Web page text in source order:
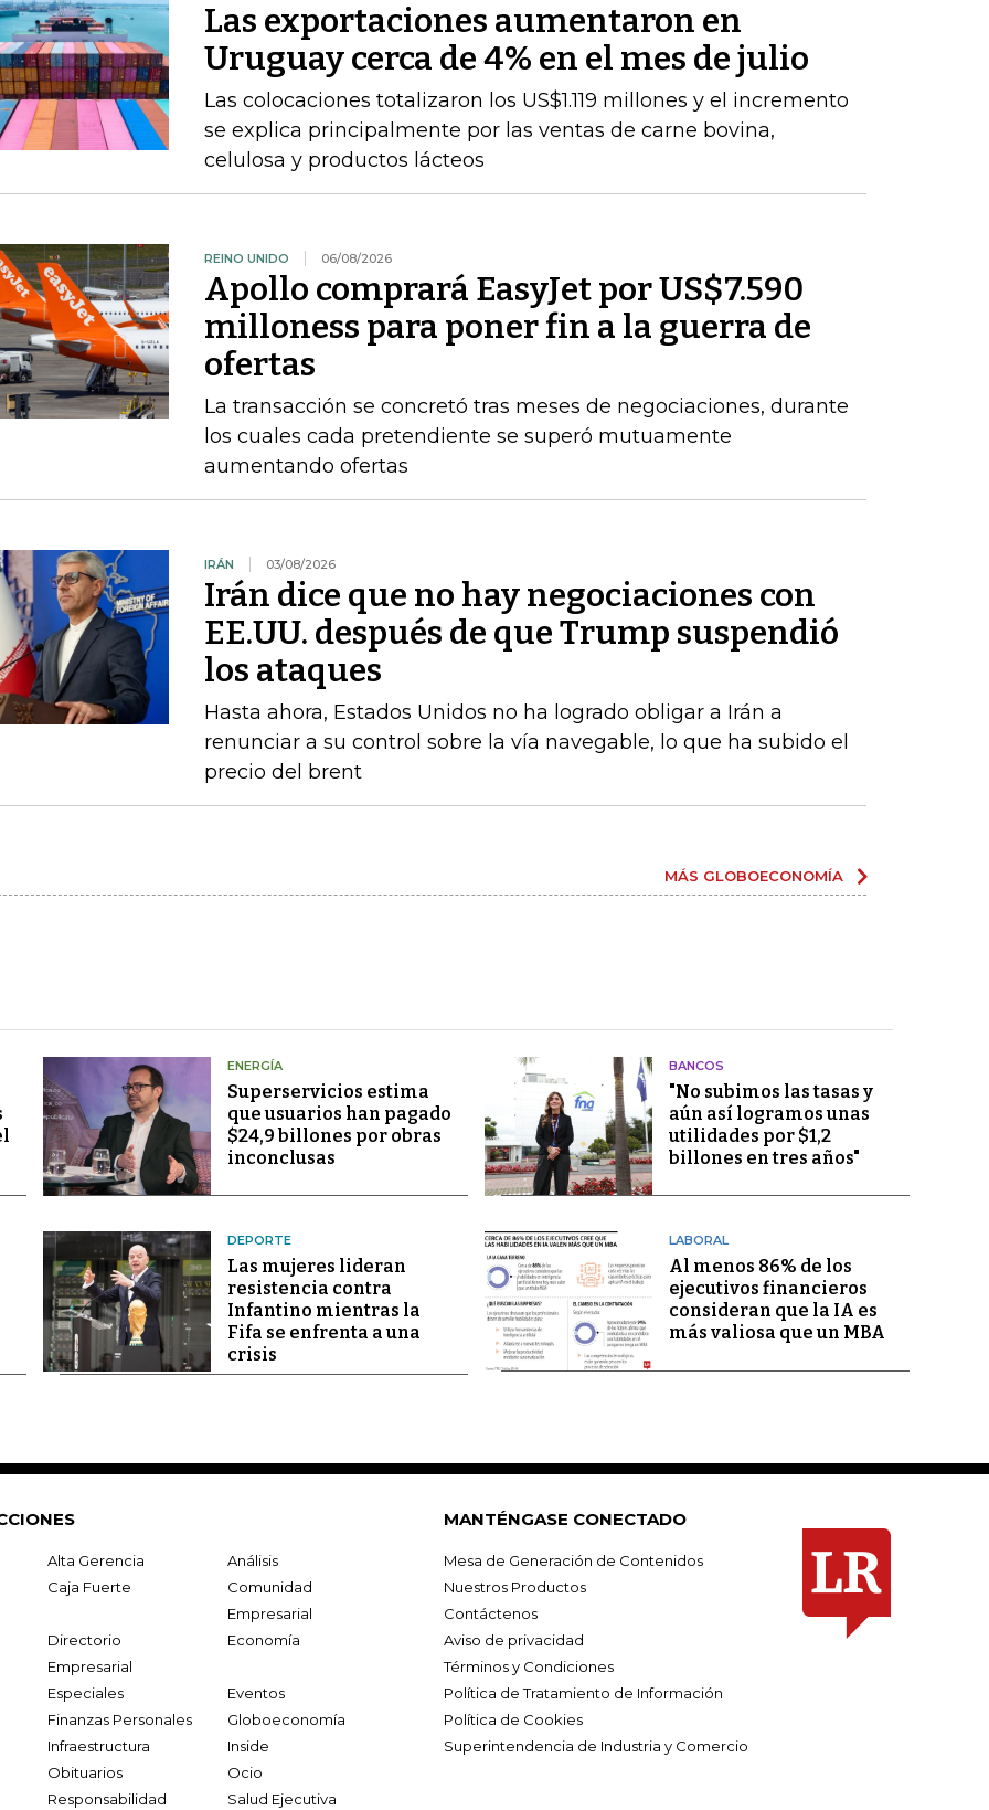
Las exportaciones aumentaron en
Uruguay cerca de 4% en el mes de julio
Las colocaciones totalizaron los US$1.119 millones y el incremento
se explica principalmente por las ventas de carne bovina,
celulosa y productos lácteos
REINO UNIDO 06/08/2026
Apollo comprará EasyJet por US$7.590
milloness para poner fin a la guerra de
ofertas
La transacción se concretó tras meses de negociaciones, durante
los cuales cada pretendiente se superó mutuamente
aumentando ofertas
IRÁN 03/08/2026
Irán dice que no hay negociaciones con
EE.UU. después de que Trump suspendió
los ataques
Hasta ahora, Estados Unidos no ha logrado obligar a Irán a
renunciar a su control sobre la vía navegable, lo que ha subido el
precio del brent
MÁS GLOBOECONOMÍA
ENERGÍA
Superservicios estima
que usuarios han pagado
$24,9 billones por obras
inconclusas
BANCOS
"No subimos las tasas y
aún así logramos unas
utilidades por $1,2
billones en tres años"
DEPORTE
Las mujeres lideran
resistencia contra
Infantino mientras la
Fifa se enfrenta a una
crisis
LABORAL
Al menos 86% de los
ejecutivos financieros
consideran que la IA es
más valiosa que un MBA
Alta Gerencia
Análisis
Caja Fuerte
Comunidad
Empresarial
Directorio
Empresarial
Economía
Especiales
Eventos
Finanzas Personales
Globoeconomía
Infraestructura
Inside
Obituarios
Ocio
Responsabilidad Salud Ejecutiva
MANTÉNGASE CONECTADO
Mesa de Generación de Contenidos
Nuestros Productos
Contáctenos
Aviso de privacidad
Términos y Condiciones
Política de Tratamiento de Información
Política de Cookies
Superintendencia de Industria y Comercio